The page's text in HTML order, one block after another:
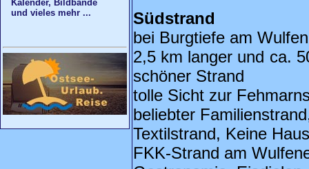
Kalender, Bildbände
und vieles mehr ...
Südstrand
bei Burgtiefe am
2,5 km langer und ca.
schöner Strand
tolle Sicht zur
beliebter
Textilstrand, Keine
FKK-Strand am